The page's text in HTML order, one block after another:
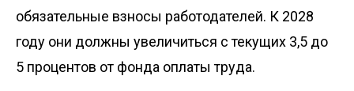
обязательные взносы работодателей. К 2028
году они должны увеличиться с текущих 3,5 до
5 процентов от фонда оплаты труда.